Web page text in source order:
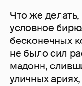
Что же
условное
бесконечных
не было сил
мадонн,
уличных